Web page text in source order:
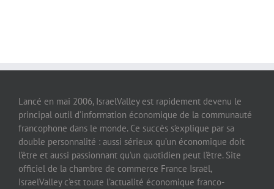
Lancé en mai 2006, IsraelValley est rapidement devenu le
principal outil d’information économique de la communauté
francophone dans le monde. Ce succès s’explique par sa
double personnalité : aussi sérieux qu’un économique doit
l’être et aussi passionnant qu’un quotidien peut l’être. Site
officiel de la chambre de commerce France Israël,
IsraelValley c’est toute l’actualité économique franco-